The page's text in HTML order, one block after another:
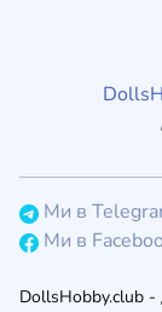
Ми в
Ми в
DollsHobby.club -